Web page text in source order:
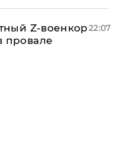
Z-военкор
провале
22:07